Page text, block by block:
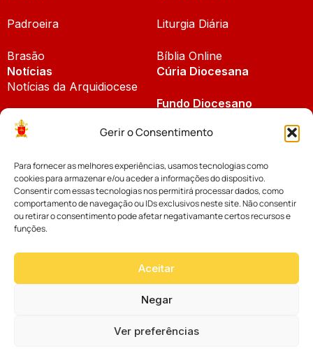
Gerir o Consentimento
Para fornecer as melhores experiências, usamos tecnologias como
cookies para armazenar e/ou aceder a informações do dispositivo.
Consentir com essas tecnologias nos permitirá processar dados, como
comportamento de navegação ou IDs exclusivos neste site. Não consentir
ou retirar o consentimento pode afetar negativamante certos recursos e
funções.
Aceitar
Negar
Ver preferências
Padroeira
Brasão
Liturgia Diária
Bíblia Online
Notícias
Notícias da Arquidiocese
Notícias Cáritas
Palavra dos Bispos
Cúria Diocesana
Fundo Diocesano
Tribunal Eclesiástico
Vicariatos da Educação
Eventos
Website desenvolvido com muito
por